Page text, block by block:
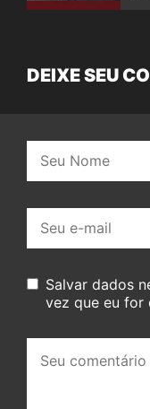
DEIXE SEU
mail:
Salvar dados
vez que eu for
comentário: